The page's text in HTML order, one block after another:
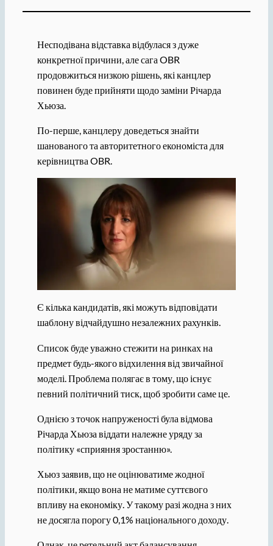
Несподівана відставка відбулася з дуже
конкретної причини, але сага OBR
продовжиться низкою рішень, які канцлер
повинен буде прийняти щодо заміни Річарда
Хьюза.
По-перше, канцлеру доведеться знайти
шанованого та авторитетного економіста для
керівництва OBR.
Є кілька кандидатів, які можуть відповідати
шаблону відчайдушно незалежних рахунків.
Список буде уважно стежити на ринках на
предмет будь-якого відхилення від звичайної
моделі. Проблема полягає в тому, що існує
певний політичний тиск, щоб зробити саме це.
Однією з точок напруженості була відмова
Річарда Хьюза віддати належне уряду за
політику «сприяння зростанню».
Хьюз заявив, що не оцінюватиме жодної
політики, якщо вона не матиме суттєвого
впливу на економіку. У такому разі жодна з них
не досягла порогу 0,1% національного доходу.